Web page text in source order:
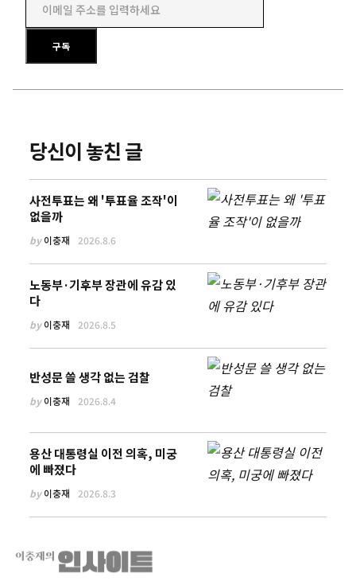
이메일 주소를 입력하세요
구독
당신이 놓친 글
사전투표는 왜 '투표율 조작'이
없을까
by이충재 2026.8.6
노동부·기후부 장관에 유감 있
다
by이충재 2026.8.5
반성문 쓸 생각 없는 검찰
by이충재 2026.8.4
용산 대통령실 이전 의혹, 미궁
에 빠졌다
by이충재 2026.8.3